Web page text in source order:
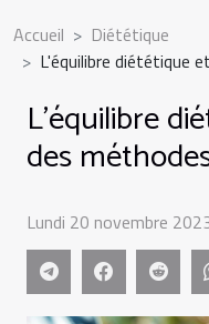
Accueil
Diététique
L'équilibre diététique
L'équilibre
des
Lundi 20 novembre